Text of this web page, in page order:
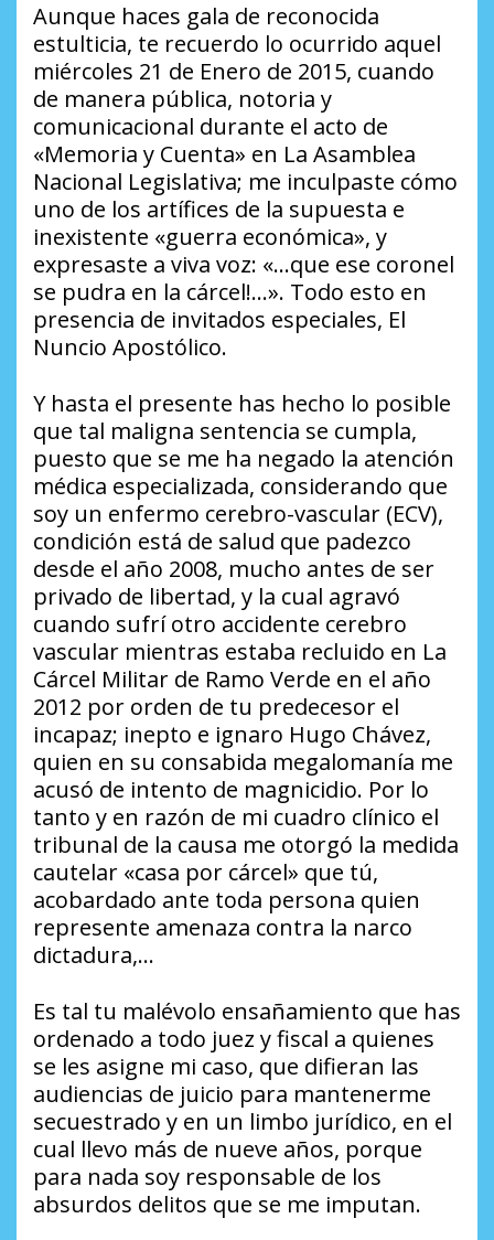
Aunque haces gala de reconocida
estulticia, te recuerdo lo ocurrido aquel
miércoles 21 de Enero de 2015, cuando
de manera pública, notoria y
comunicacional durante el acto de
«Memoria y Cuenta» en La Asamblea
Nacional Legislativa; me inculpaste cómo
uno de los artífices de la supuesta e
inexistente «guerra económica», y
expresaste a viva voz: «…que ese coronel
se pudra en la cárcel!…». Todo esto en
presencia de invitados especiales, El
Nuncio Apostólico.
Y hasta el presente has hecho lo posible
que tal maligna sentencia se cumpla,
puesto que se me ha negado la atención
médica especializada, considerando que
soy un enfermo cerebro-vascular (ECV),
condición está de salud que padezco
desde el año 2008, mucho antes de ser
privado de libertad, y la cual agravó
cuando sufrí otro accidente cerebro
vascular mientras estaba recluido en La
Cárcel Militar de Ramo Verde en el año
2012 por orden de tu predecesor el
incapaz; inepto e ignaro Hugo Chávez,
quien en su consabida megalomanía me
acusó de intento de magnicidio. Por lo
tanto y en razón de mi cuadro clínico el
tribunal de la causa me otorgó la medida
cautelar «casa por cárcel» que tú,
acobardado ante toda persona quien
represente amenaza contra la narco
dictadura,…
Es tal tu malévolo ensañamiento que has
ordenado a todo juez y fiscal a quienes
se les asigne mi caso, que difieran las
audiencias de juicio para mantenerme
secuestrado y en un limbo jurídico, en el
cual llevo más de nueve años, porque
para nada soy responsable de los
absurdos delitos que se me imputan.